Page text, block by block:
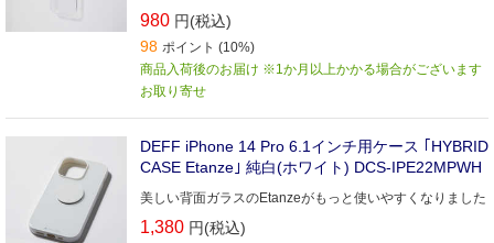
980 円(税込)
98 ポイント (10%)
商品入荷後のお届け ※1か月以上かかる場合がございます
お取り寄せ
DEFF iPhone 14 Pro 6.1インチ用ケース ｢HYBRID
CASE Etanze｣ 純白(ホワイト) DCS-IPE22MPWH
美しい背面ガラスのEtanzeがもっと使いやすくなりました
1,380 円(税込)